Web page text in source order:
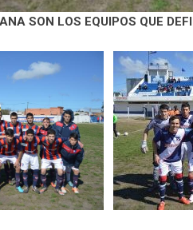
SON LOS EQUIPOS QUE